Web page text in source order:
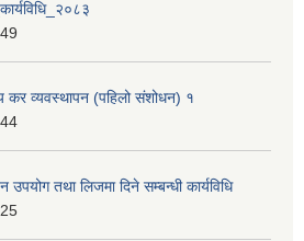
कर व्यवस्थापन (पहिलो संशोधन) १
तथा लिजमा दिने सम्बन्धी कार्यविधि